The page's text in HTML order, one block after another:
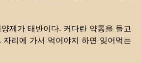
제가 태반이다. 커다란 약통을 들고
자리에 가서 먹어야지 하면 잊어먹는